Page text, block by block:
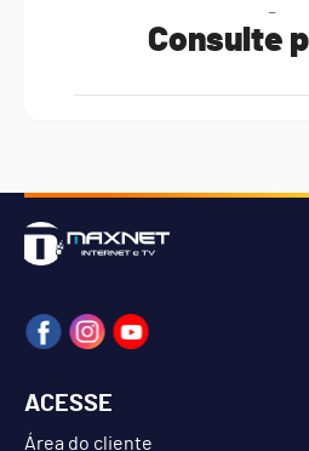
-
Consulte
ACESSE
Área do cliente